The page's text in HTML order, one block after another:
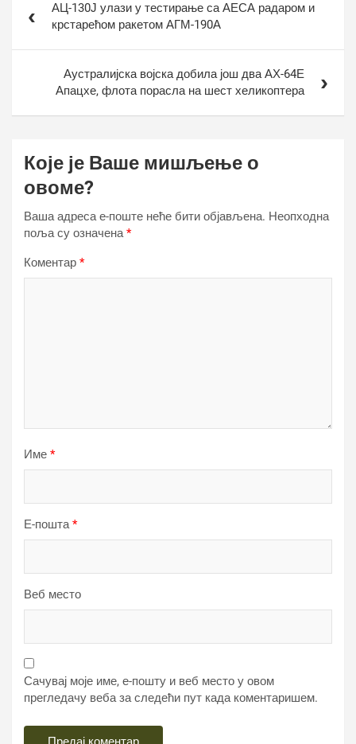
чланкаАЦ-130Ј улази у тестирање са АЕСА радаром и
крстарећом ракетом АГМ-190А
Аустралијска војска добила још два АХ-64Е
Апацхе, флота порасла на шест хеликоптера
Које је Ваше мишљење о
овоме?
Ваша адреса е-поште неће бити објављена. Неопходна
поља су означена*
Коментар *
Име *
Е-пошта*
Веб место
Сачувај моје име, е-пошту и веб место у овом
прегледачу веба за следећи пут када коментаришем.